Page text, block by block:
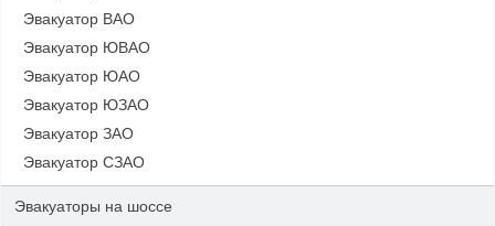
Эвакуатор ВАО
Эвакуатор ЮВАО
Эвакуатор ЮАО
Эвакуатор ЮЗАО
Эвакуатор ЗАО
Эвакуатор СЗАО
Эвакуаторы на шоссе